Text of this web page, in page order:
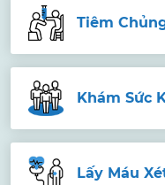
Tiêm
Khám Sức
Lấy Máu